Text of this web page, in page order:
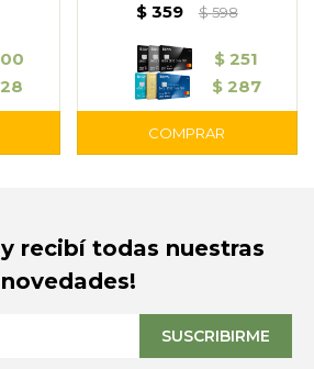
Outlet
$ 359 $598
$ 251
$ 287
recibí todas nuestras
novedades!
SUSCRIBIRME